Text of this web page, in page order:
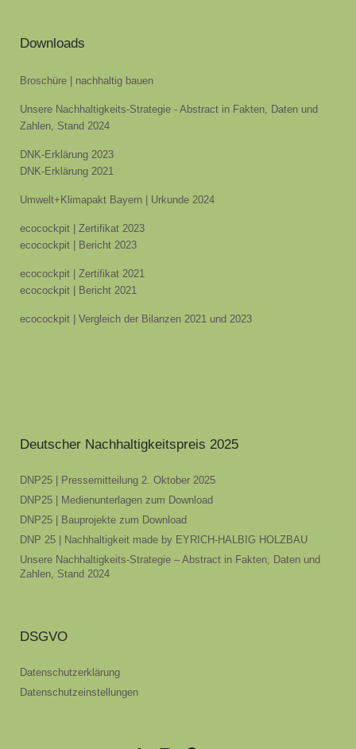
Downloads
Broschüre | nachhaltig bauen
Unsere Nachhaltigkeits-Strategie - Abstract in Fakten, Daten und
Zahlen, Stand 2024
DNK-Erklärung 2023
DNK-Erklärung 2021
Umwelt+Klimapakt Bayern | Urkunde 2024
ecocockpit | Zertifikat 2023
ecocockpit | Bericht 2023
ecocockpit | Zertifikat 2021
ecocockpit | Bericht 2021
ecocockpit | Vergleich der Bilanzen 2021 und 2023
Deutscher Nachhaltigkeitspreis 2025
DNP25 | Pressemitteilung 2. Oktober 2025
DNP25 | Medienunterlagen zum Download
DNP25 | Bauprojekte zum Download
DNP 25 | Nachhaltigkeit made by EYRICH-HALBIG HOLZBAU
Unsere Nachhaltigkeits-Strategie – Abstract in Fakten, Daten und
Zahlen, Stand 2024
DSGVO
Datenschutzerklärung
Datenschutzeinstellungen